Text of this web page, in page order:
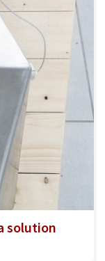
solution